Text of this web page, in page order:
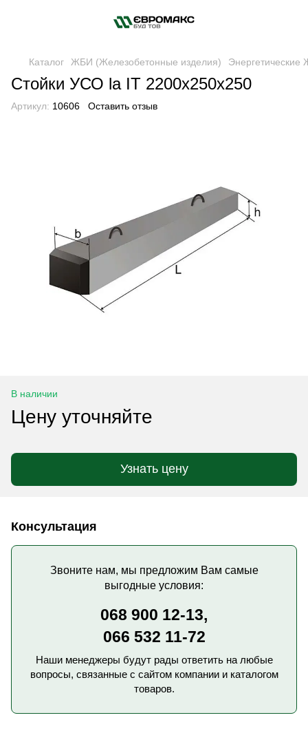
Каталог ЖБИ (Железобетонные изделия) Энергетические
Стойки УСО la IT 2200x250x250
Артикул: 10606 Оставить отзыв
В наличии
Цену уточняйте
Узнать цену
Консультация
Звоните нам, мы предложим Вам самые
выгодные условия:
068 900 12-13,
066 532 11-72
Наши менеджеры будут рады ответить на любые
вопросы, связанные с сайтом компании и каталогом
товаров.